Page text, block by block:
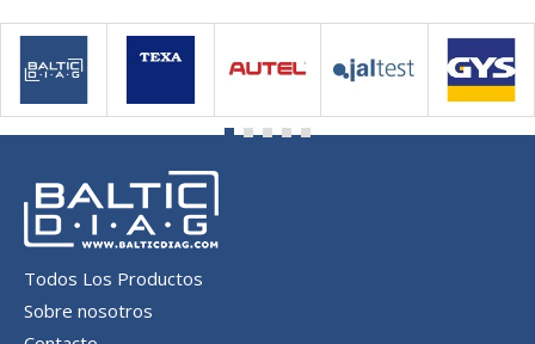
Todos Los Productos
Sobre nosotros